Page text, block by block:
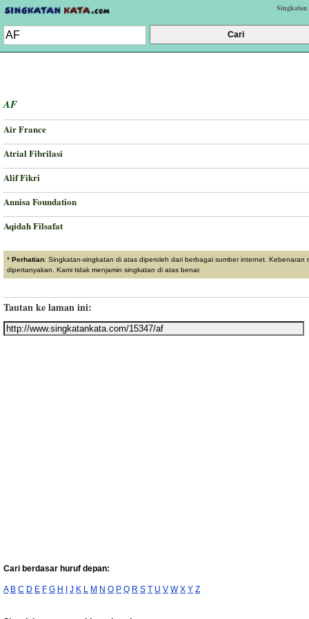
AF
Air France
Atrial Fibrilasi
Alif Fikri
Annisa Foundation
Aqidah Filsafat
* Perhatian: Singkatan-singkatan di atas diperoleh dari berbagai sumber internet. Kebenaran
dipertanyakan. Kami tidak menjamin singkatan di atas benar.
Tautan ke laman ini:
Cari berdasar huruf depan:
A B C D E F G H J K L M N O P Q R S T U V W X Y Z